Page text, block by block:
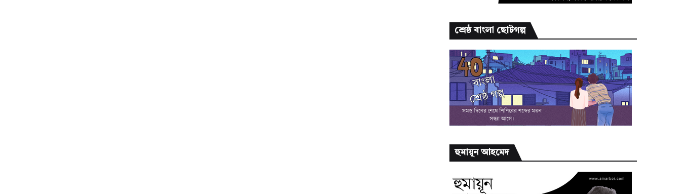
শ্রেষ্ঠ বাংলা ছোটগল্প
হুমায়ূন আহমেদ